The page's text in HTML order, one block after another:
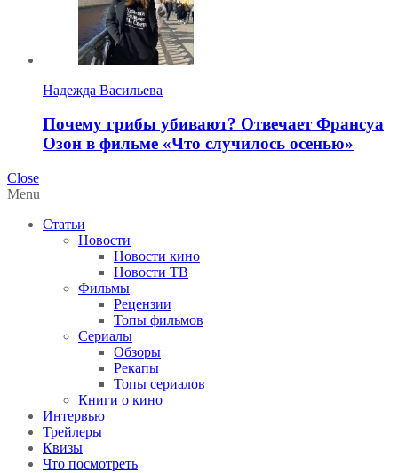
Надежда Васильева
Почему грибы убивают? Отвечает Франсуа
Озон в фильме «Что случилось осенью»
Close
Menu
Статьи
Новости
Новости кино
Новости ТВ
Фильмы
Рецензии
Топы фильмов
Сериалы
Обзоры
Рекапы
Топы сериалов
Книги о кино
Интервью
Трейлеры
Квизы
Что посмотреть